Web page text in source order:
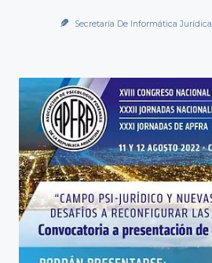
Secretaría De Informática Jurídica